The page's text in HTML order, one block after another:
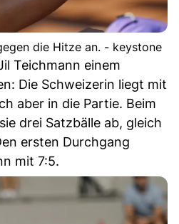
die Hitze an. - keystone
Teichmann einem
Die Schweizerin liegt mit
aber in die Partie. Beim
drei Satzbälle ab, gleich
ersten Durchgang
mit 7:5.